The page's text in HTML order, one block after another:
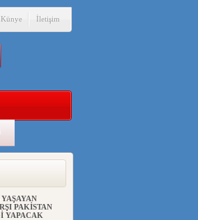
Künye İletişim
PAKİSTAN
YAPACAK